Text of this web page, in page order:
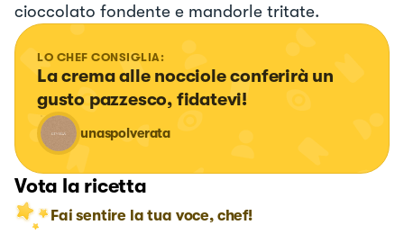
cioccolato fondente e mandorle tritate.
LO CHEF CONSIGLIA:
La crema alle nocciole conferirà un
gusto pazzesco, fidatevi!
unaspolverata
Vota la ricetta
Fai sentire la tua voce, chef!